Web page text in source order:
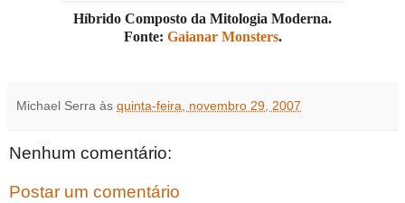
Híbrido Composto da Mitologia Moderna.
Fonte: Gaianar Monsters.
Michael Serra às quinta-feira, novembro 29, 2007
Nenhum comentário:
Postar um comentário